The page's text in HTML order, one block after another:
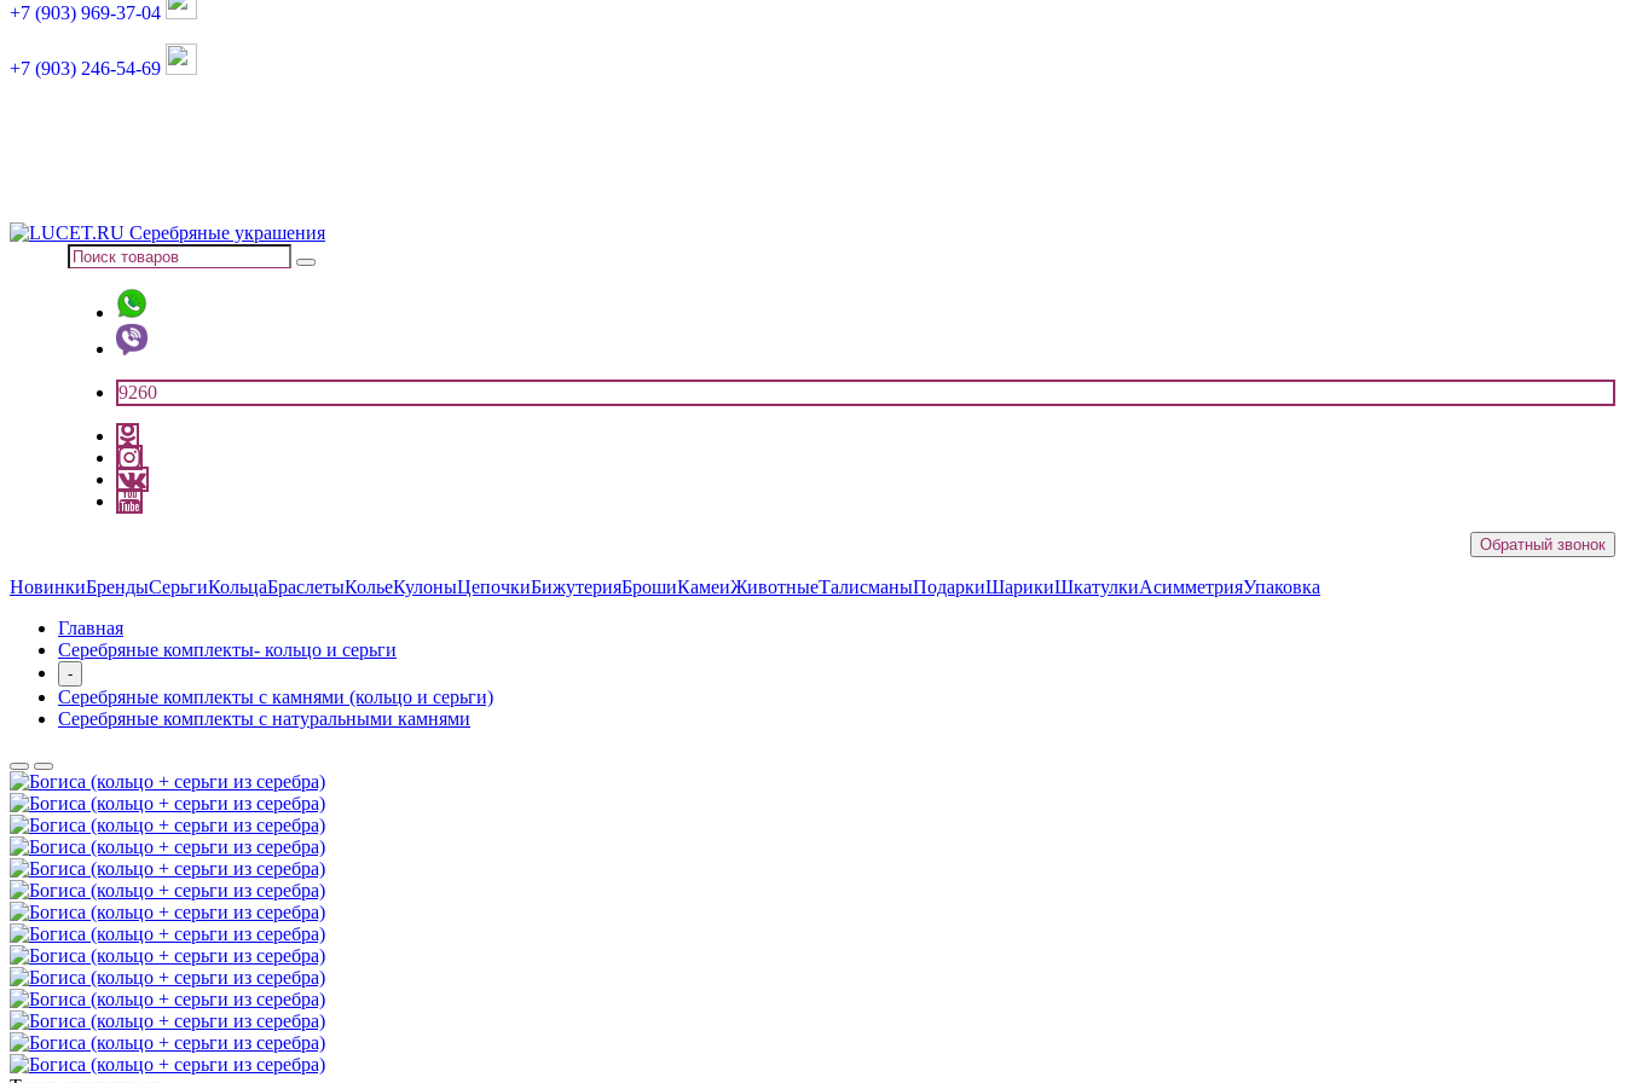
+7 (903) 969-37-04
+7 (903) 246-54-69
9260
Обратный звонок
НовинкиБрендыСерьгиКольцаБраслетыКольеКулоныЦепочкиБижутерияБрошиКамеиЖивотныеТалисманыПодаркиШарикиШкатулкиАсимметрияУпаковка
Главная
Серебряные комплекты- кольцо и серьги
-
Серебряные комплекты с камнями (кольцо и серьги)
Серебряные комплекты с натуральными камнями